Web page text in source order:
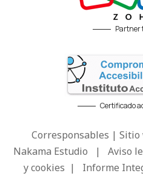
Partner
Certificado
Corresponsables |
Nakama Estudio | Aviso
y cookies | Informe